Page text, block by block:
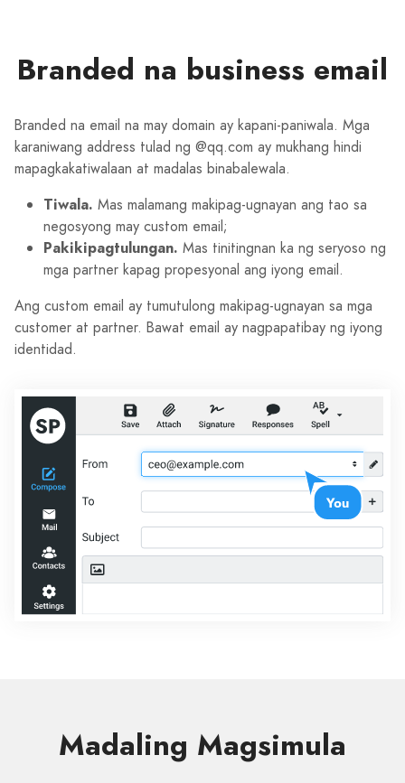
Branded na business email
Branded na email na may domain ay kapani-paniwala. Mga
karaniwang address tulad ng @qq.com ay mukhang hindi
mapagkakatiwalaan at madalas binabalewala.
Tiwala. Mas malamang makipag-ugnayan ang tao sa
negosyong may custom email;
Pakikipagtulungan. Mas tinitingnan ka ng seryoso ng
mga partner kapag propesyonal ang iyong email.
Ang custom email ay tumutulong makipag-ugnayan sa mga
customer at partner. Bawat email ay nagpapatibay ng iyong
identidad.
Madaling Magsimula